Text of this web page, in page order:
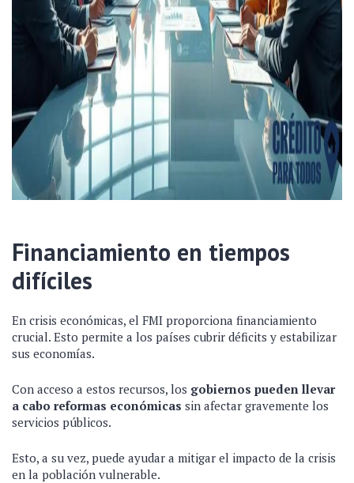
Financiamiento en tiempos
difíciles
En crisis económicas, el FMI proporciona financiamiento
crucial. Esto permite a los países cubrir déficits y estabilizar
sus economías.
Con acceso a estos recursos, los gobiernos pueden llevar
a cabo reformas económicas sin afectar gravemente los
servicios públicos.
Esto, a su vez, puede ayudar a mitigar el impacto de la crisis
en la población vulnerable.